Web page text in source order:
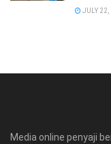
JULY
Media online penyaji